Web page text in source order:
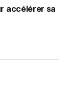
accélérer sa